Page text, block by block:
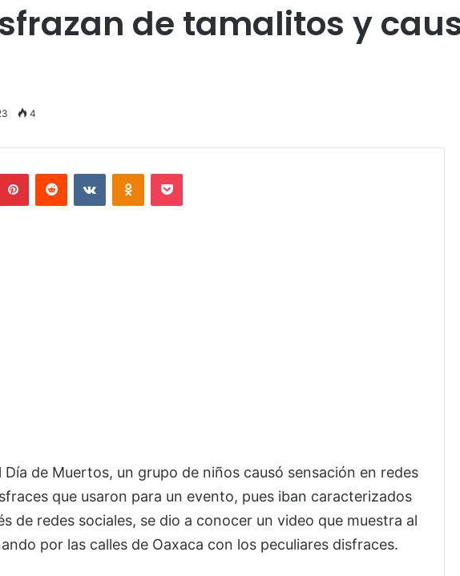
de tamalitos y
4
PinterestReddit VKontakteOdnoklassniki
Pocket
Día de Muertos, un grupo de niños causó sensación en redes
que usaron para un evento, pues iban caracterizados
de redes sociales, se dio a conocer un video que muestra al
por las calles de Oaxaca con los peculiares disfraces.